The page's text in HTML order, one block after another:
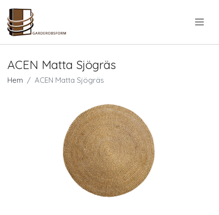
ACEN Matta Sjögräs
Hem ACEN Matta Sjögräs